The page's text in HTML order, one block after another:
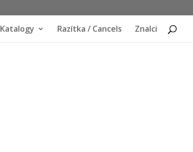
Katalogy Razítka / Cancels Znalci